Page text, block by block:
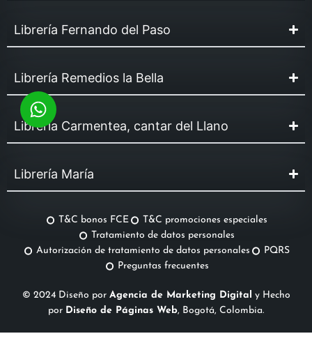
Librería Fernando del Paso
Librería Remedios la Bella
Librería Carmentea, cantar del Llano
Librería María
T&C bonos FCE
T&C promociones especiales
Tratamiento de datos personales
Autorización de tratamiento de datos personales
PQRS
Preguntas frecuentes
© 2024 Diseño por Agencia de Marketing Digital y Hecho
por Diseño de Páginas Web, Bogotá, Colombia.